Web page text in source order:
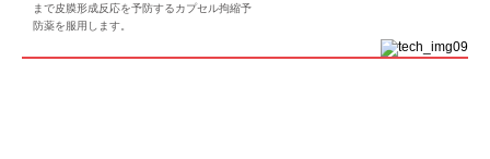
まで皮膜形成反応を予防するカプセル拘縮予
防薬を服用します。